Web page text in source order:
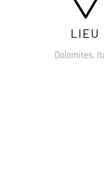
LIEU
Dolomites,